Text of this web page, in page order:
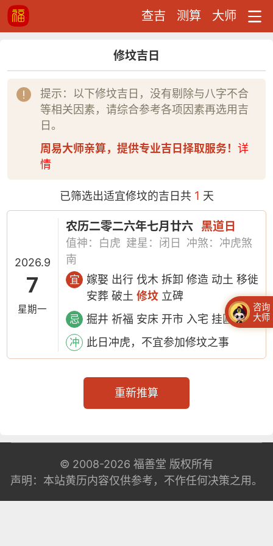
查吉 测算 大师
修坟吉日
提示：以下修坟吉日，没有剔除与八字不合
等相关因素，请综合参考各项因素再选用吉
日。
周易大师亲算，提供专业吉日择取服务！ 详
情
已筛选出适宜修坟的吉日共1 天
2026.9
7
星期一
农历二零二六年七月廿六 黑道日
值神：白虎 建星：闭日
冲煞：冲虎煞
南
宜
嫁娶 出行 伐木 拆卸 修造 动土 移徙
安葬 破土修坟 立碑
忌 掘井 祈福 安床 开市 入宅 挂匾 开光
冲 此日冲虎，不宜参加修坟之事
重新推算
© 2008-2026 福善堂 版权所有
声明：本站黄历内容仅供参考，不作任何决策之用。
咨询
大师